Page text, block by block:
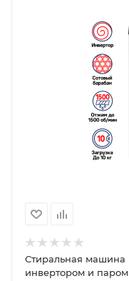
Стиральная машина
инвертором и паром